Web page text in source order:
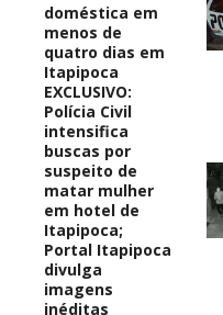
doméstica em
menos de
quatro dias em
Itapipoca
EXCLUSIVO:
Polícia Civil
intensifica
buscas por
suspeito de
matar mulher
em hotel de
Itapipoca;
Portal Itapipoca
divulga
imagens
inéditas